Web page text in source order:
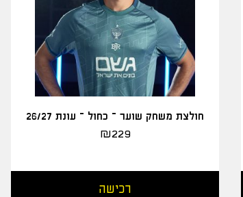
חולצת משחק שוער – כחול – עונת 26/27
₪229
רכישה